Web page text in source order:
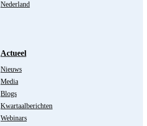
Nederland
Actueel
Nieuws
Media
Blogs
Kwartaalberichten
Webinars